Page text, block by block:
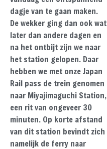
dagje van te gaan maken.
De wekker ging dan ook wat
later dan andere dagen en
na het ontbijt zijn we naar
het station gelopen. Daar
hebben we met onze Japan
Rail pass de trein genomen
naar Miyajimaguchi Station,
een rit van ongeveer 30
minuten. Op korte afstand
van dit station bevindt zich
namelijk de ferry naar